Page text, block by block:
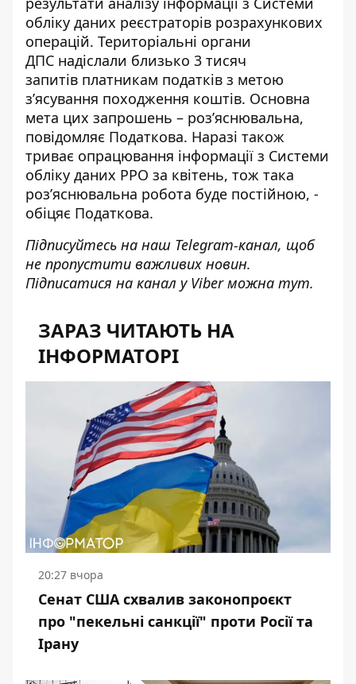
обліку даних реєстраторів розрахункових
операцій. Територіальні органи
ДПС надіслали близько 3 тисяч
запитів платникам податків з метою
зʼясування походження коштів. Основна
мета цих запрошень – розʼяснювальна,
повідомляє Податкова. Наразі також
триває опрацювання інформації з Системи
обліку даних РРО за квітень, тож така
розʼяснювальна робота буде постійною, -
обіцяє Податкова.
Підписуйтесь на наш Telegram-канал, щоб
не пропустити важливих новин.
Підписатися на канал у Viber можна тут.
ЗАРАЗ ЧИТАЮТЬ НА
ІНФОРМАТОРІ
20:27 вчора
Сенат США схвалив законопроєкт
про "пекельні санкції" проти Росії та
Ірану